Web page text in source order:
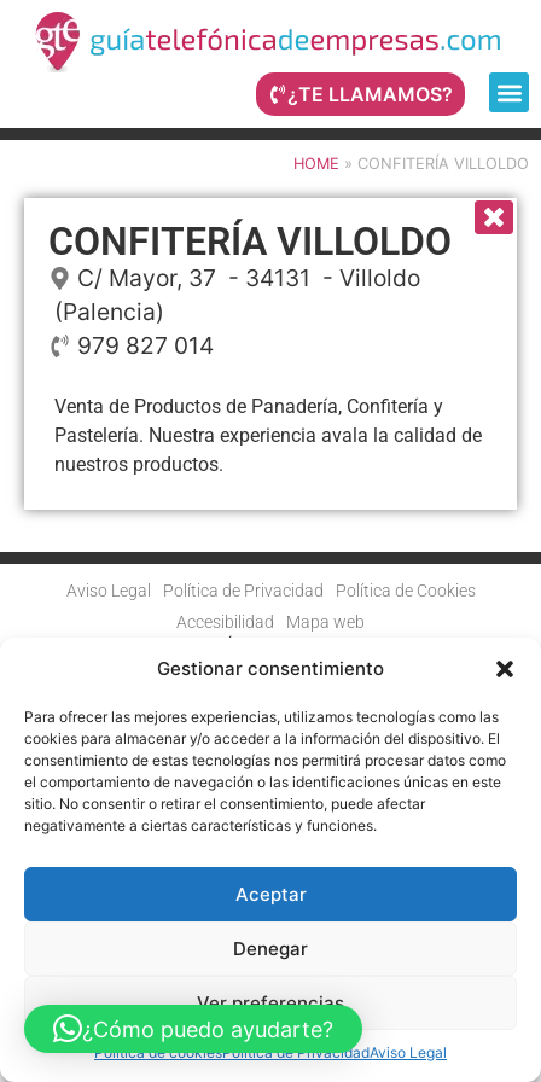
Gestionar consentimiento
Para ofrecer las mejores experiencias, utilizamos tecnologías como las
cookies para almacenar y/o acceder a la información del dispositivo. El
consentimiento de estas tecnologías nos permitirá procesar datos como
el comportamiento de navegación o las identificaciones únicas en este
sitio. No consentir o retirar el consentimiento, puede afectar
negativamente a ciertas características y funciones.
Aceptar
Denegar
Ver preferencias
Política de cookiesPolítica de PrivacidadAviso Legal
¿TE LLAMAMOS?
HOME » CONFITERÍA VILLOLDO
CONFITERÍA VILLOLDO
C/ Mayor, 37 - 34131 -Villoldo
(Palencia)
979 827 014
Venta de Productos de Panadería, Confitería y
Pastelería. Nuestra experiencia avala la calidad de
nuestros productos.
Aviso Legal Política de Privacidad
Política de Cookies
Accesibilidad
Mapa web
DIGITAL POR LOS FONDOS NEXT GENERATION (EU) DEL
MECANISMO DE RECUPERACIÓN Y RESILENCIA
© Guia Telefónica de Empresas – Todos los derechos reservados.
¿Cómo puedo ayudarte?